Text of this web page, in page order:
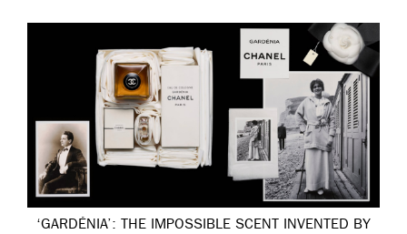
‘GARDÉNIA’: THE IMPOSSIBLE SCENT INVENTED BY